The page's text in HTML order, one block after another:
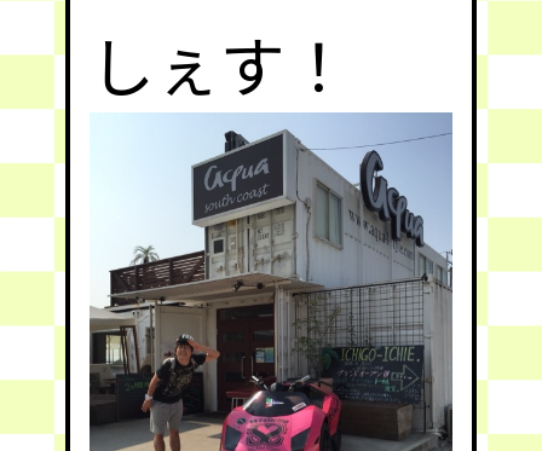
しぇす！